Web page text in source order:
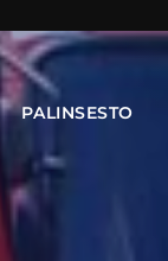
PALINSESTO